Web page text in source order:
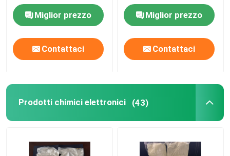
agente di collegamento
incrociato e idrofilico o
usato per produrre
sistemi ad alta
molecola a base
d'acqua
Miglior prezzo
Contattaci
di DMPA 2,2-Bis
Miglior prezzo
Contattaci
Prodotti chimici elettronici (43)